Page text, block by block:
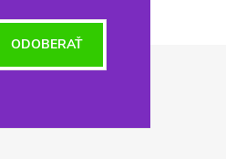
ODOBERAŤ